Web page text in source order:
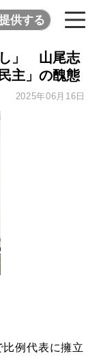
供する
し」 山尾志
主」の醜態
2025年06月16日
例代表に擁立